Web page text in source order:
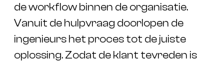
de workflow binnen de organisatie.
Vanuit de hulpvraag doorlopen de
ingenieurs het proces tot de juiste
oplossing. Zodat de klant tevreden is